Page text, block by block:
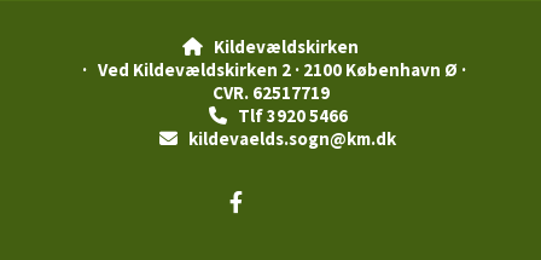

Kildevældskirken
· Ved Kildevældskirken 2 · 2100 København Ø ·
CVR. 62517719
Tlf 3920 5466
 kildevaelds.sogn@km.dk